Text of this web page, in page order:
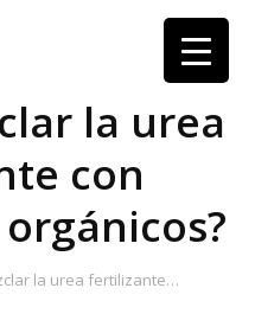
la urea
con
la urea fertilizante…